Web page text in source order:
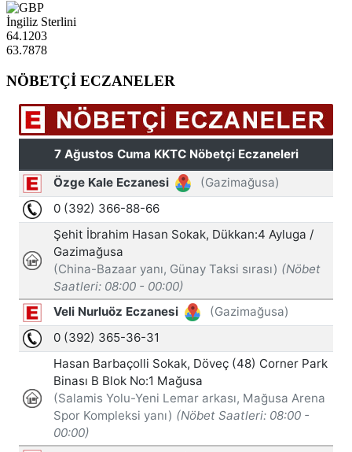
İngiliz Sterlini
64.1203
63.7878
NÖBETÇİ ECZANELER